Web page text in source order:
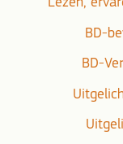
BD-
BD-